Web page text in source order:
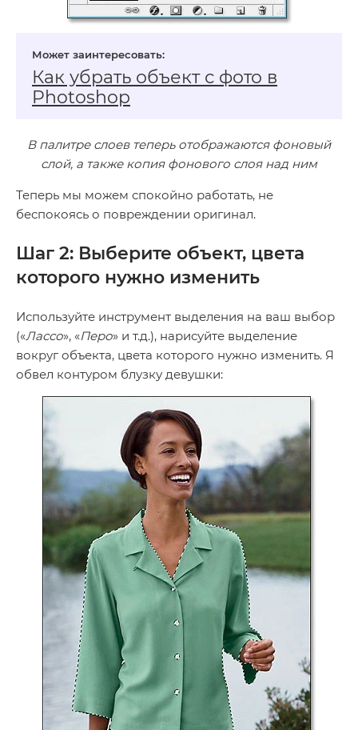
Как убрать объект с фото в
Photoshop
В палитре слоев теперь отображаются фоновый
слой, а также копия фонового слоя над ним
Теперь мы можем спокойно работать, не
беспокоясь о повреждении оригинал.
Шаг 2: Выберите объект, цвета
которого нужно изменить
Используйте инструмент выделения на ваш выбор
(«Лассо», «Перо» и т.д.), нарисуйте выделение
вокруг объекта, цвета которого нужно изменить. Я
обвел контуром блузку девушки: